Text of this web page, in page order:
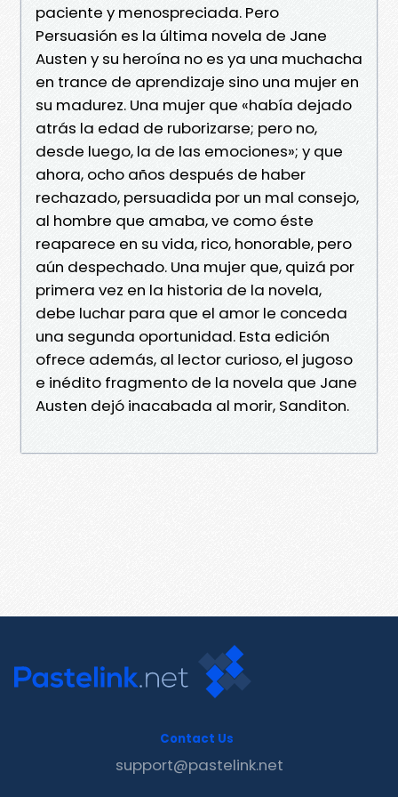
paciente y menospreciada. Pero
Persuasión es la última novela de Jane
Austen y su heroína no es ya una muchacha
en trance de aprendizaje sino una mujer en
su madurez. Una mujer que «había dejado
atrás la edad de ruborizarse; pero no,
desde luego, la de las emociones»; y que
ahora, ocho años después de haber
rechazado, persuadida por un mal consejo,
al hombre que amaba, ve como éste
reaparece en su vida, rico, honorable, pero
aún despechado. Una mujer que, quizá por
primera vez en la historia de la novela,
debe luchar para que el amor le conceda
una segunda oportunidad. Esta edición
ofrece además, al lector curioso, el jugoso
e inédito fragmento de la novela que Jane
Austen dejó inacabada al morir, Sanditon.
Contact Us
support@pastelink.net